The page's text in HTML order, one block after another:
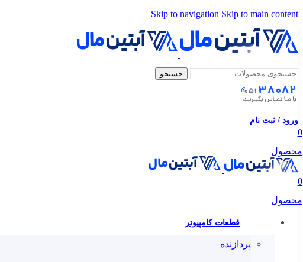
Skip to navigation Skip to main content
جستجو
ورود / ثبت نام
0
محصول
0
محصول
قطعات کامپیوتر
پردازنده